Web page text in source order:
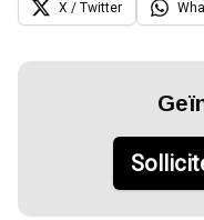
X / Twitter